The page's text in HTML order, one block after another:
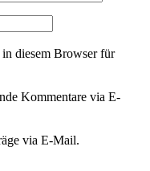
diesem Browser für
Kommentare via E-
via E-Mail.